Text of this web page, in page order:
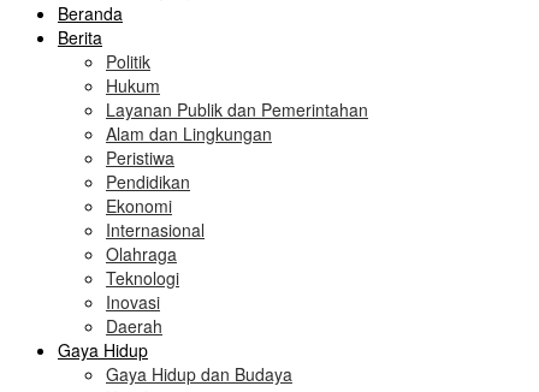
Beranda
Berita
Politik
Hukum
Layanan Publik dan Pemerintahan
Alam dan Lingkungan
Peristiwa
Pendidikan
Ekonomi
Internasional
Olahraga
Teknologi
Inovasi
Daerah
Gaya Hidup
Gaya Hidup dan Budaya